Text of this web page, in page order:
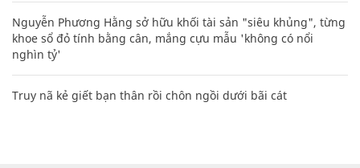
Nguyễn Phương Hằng sở hữu khối tài sản "siêu khủng", từng
khoe sổ đỏ tính bằng cân, mắng cựu mẫu 'không có nổi
nghìn tỷ'
Truy nã kẻ giết bạn thân rồi chôn ngồi dưới bãi cát